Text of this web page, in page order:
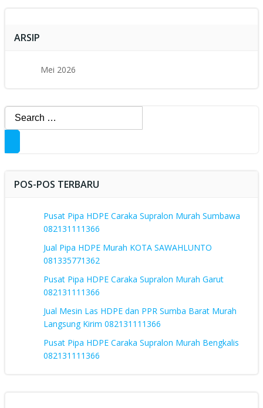
ARSIP
Mei 2026
Search
for:
POS-POS TERBARU
Pusat Pipa HDPE Caraka Supralon Murah Sumbawa
082131111366
Jual Pipa HDPE Murah KOTA SAWAHLUNTO
081335771362
Pusat Pipa HDPE Caraka Supralon Murah Garut
082131111366
Jual Mesin Las HDPE dan PPR Sumba Barat Murah
Langsung Kirim 082131111366
Pusat Pipa HDPE Caraka Supralon Murah Bengkalis
082131111366